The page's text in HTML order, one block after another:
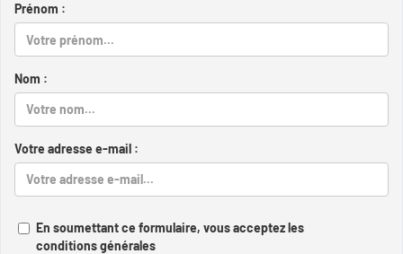
Prénom :
Nom :
Votre adresse e-mail :
En soumettant ce formulaire, vous acceptez les
conditions générales